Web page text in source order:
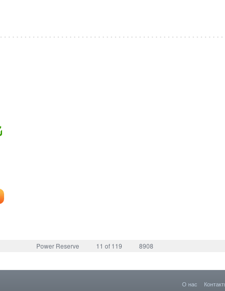
Power Reserve 11 of 119 8908
О нас